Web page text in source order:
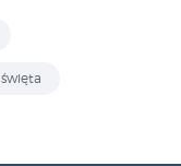
święta